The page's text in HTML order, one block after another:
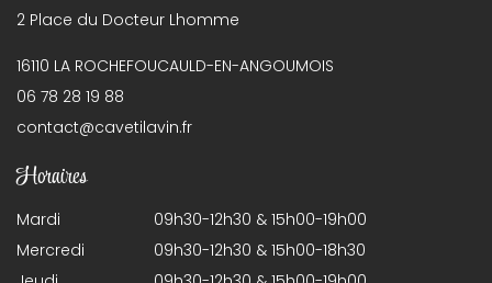
2 Place du Docteur Lhomme
16110 LA ROCHEFOUCAULD-EN-ANGOUMOIS
06 78 28 19 88
contact@cavetilavin.fr
Horaires
Mardi
Mercredi
09h30-12h30 & 15h00-19h00
09h30-12h30 & 15h00-18h30